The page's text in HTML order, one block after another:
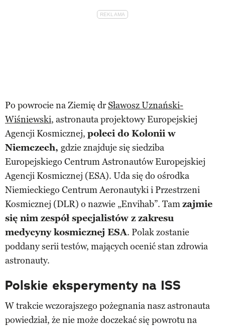
Po powrocie na Ziemię drSławosz Uznański-
Wiśniewski, astronauta projektowy Europejskiej
Agencji Kosmicznej, poleci do Kolonii w
Niemczech, gdzie znajduje się siedziba
Europejskiego Centrum Astronautów Europejskiej
Agencji Kosmicznej (ESA). Uda się do ośrodka
Niemieckiego Centrum Aeronautyki i Przestrzeni
Kosmicznej (DLR) o nazwie „Envihab”. Tamzajmie
się nim zespół specjalistów z zakresu
medycyny kosmicznej ESA. Polak zostanie
poddany serii testów, mających ocenić stan zdrowia
astronauty.
Polskie eksperymenty na ISS
W trakcie wczorajszego pożegnania nasz astronauta
powiedział, że nie może doczekać się powrotu na